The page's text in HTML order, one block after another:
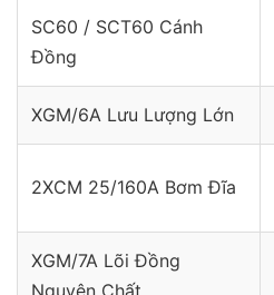
SC60 / SCT60 Cánh
Đồng
XGM/6A Lưu Lượng Lớn
2XCM 25/160A Bơm Đĩa
XGM/7A Lõi Đồng